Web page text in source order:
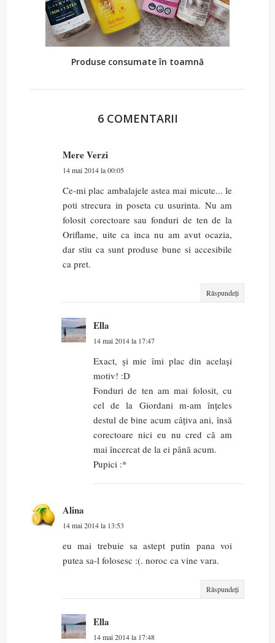
Produse consumate în toamnă
6 COMENTARII
Mere Verzi
14 mai 2014 la 00:05
Ce-mi plac ambalajele astea mai micute... le
poti strecura in poseta cu usurinta. Nu am
folosit corectoare sau fonduri de ten de la
Oriflame, uite ca inca nu am avut ocazia,
dar stiu ca sunt produse bune si accesibile
ca pret.
Răspundeți
Ella
14 mai 2014 la 17:47
Exact, și mie îmi plac din același
motiv! :D
Fonduri de ten am mai folosit, cu
cel de la Giordani m-am înțeles
destul de bine acum câțiva ani, însă
corectoare nici eu nu cred că am
mai încercat de la ei până acum.
Pupici :*
Alina
14 mai 2014 la 13:53
eu mai trebuie sa astept putin pana voi
putea sa-l folosesc :(. noroc ca vine vara.
Răspundeți
Ella
14 mai 2014 la 17:48